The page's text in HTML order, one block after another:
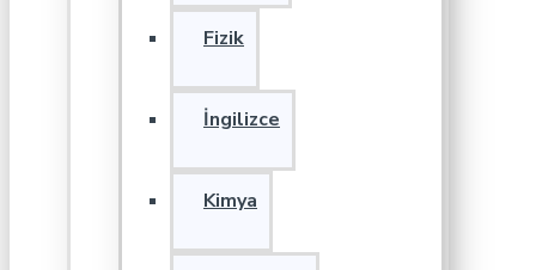
Fizik
İngilizce
Kimya